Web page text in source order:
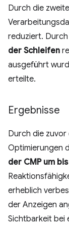
Durch die
reduziert.
der Schleifen
ausgeführt
erteilte.
Ergebnisse
Durch die
Optimierungen
der CMP um
erheblich
der Anzeigen
Sichtbarkeit bei